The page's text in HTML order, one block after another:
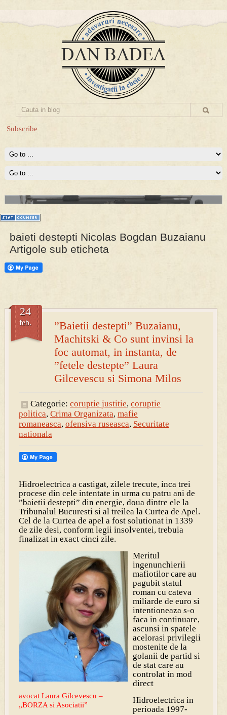
Subscribe
PRESA
Prima mea carte publicata (Nemira)
Averea Presedintelui: prima lucrare despre controversatele
conturi secrete ale Securitatii.
baieti destepti Nicolas Bogdan Buzaianu
Artigole sub eticheta
”Baietii destepti” Buzaianu,
Machitski & Co sunt invinsi la
foc automat, in instanta, de
”fetele destepte” Laura
Gilcevescu si Simona Milos
24
feb.
Categorie: coruptie justitie, coruptie
politica, Crima Organizata, mafie
romaneasca, ofensiva ruseasca, Securitate
nationala
Hidroelectrica a castigat, zilele trecute, inca trei
procese din cele intentate in urma cu patru ani de
”baietii destepti” din energie, doua dintre ele la
Tribunalul Bucuresti si al treilea la Curtea de Apel.
Cel de la Curtea de apel a fost solutionat in 1339
de zile desi, conform legii insolventei, trebuia
finalizat in exact cinci zile.
avocat Laura Gilcevescu –
„BORZA si Asociatii”
Meritul
ingenunchierii
mafiotilor care au
pagubit statul
roman cu cateva
miliarde de euro si
intentioneaza s-o
faca in continuare,
ascunsi in spatele
acelorasi privilegii
mostenite de la
golanii de partid si
de stat care au
controlat in mod
direct
Hidroelectrica in
perioada 1997-